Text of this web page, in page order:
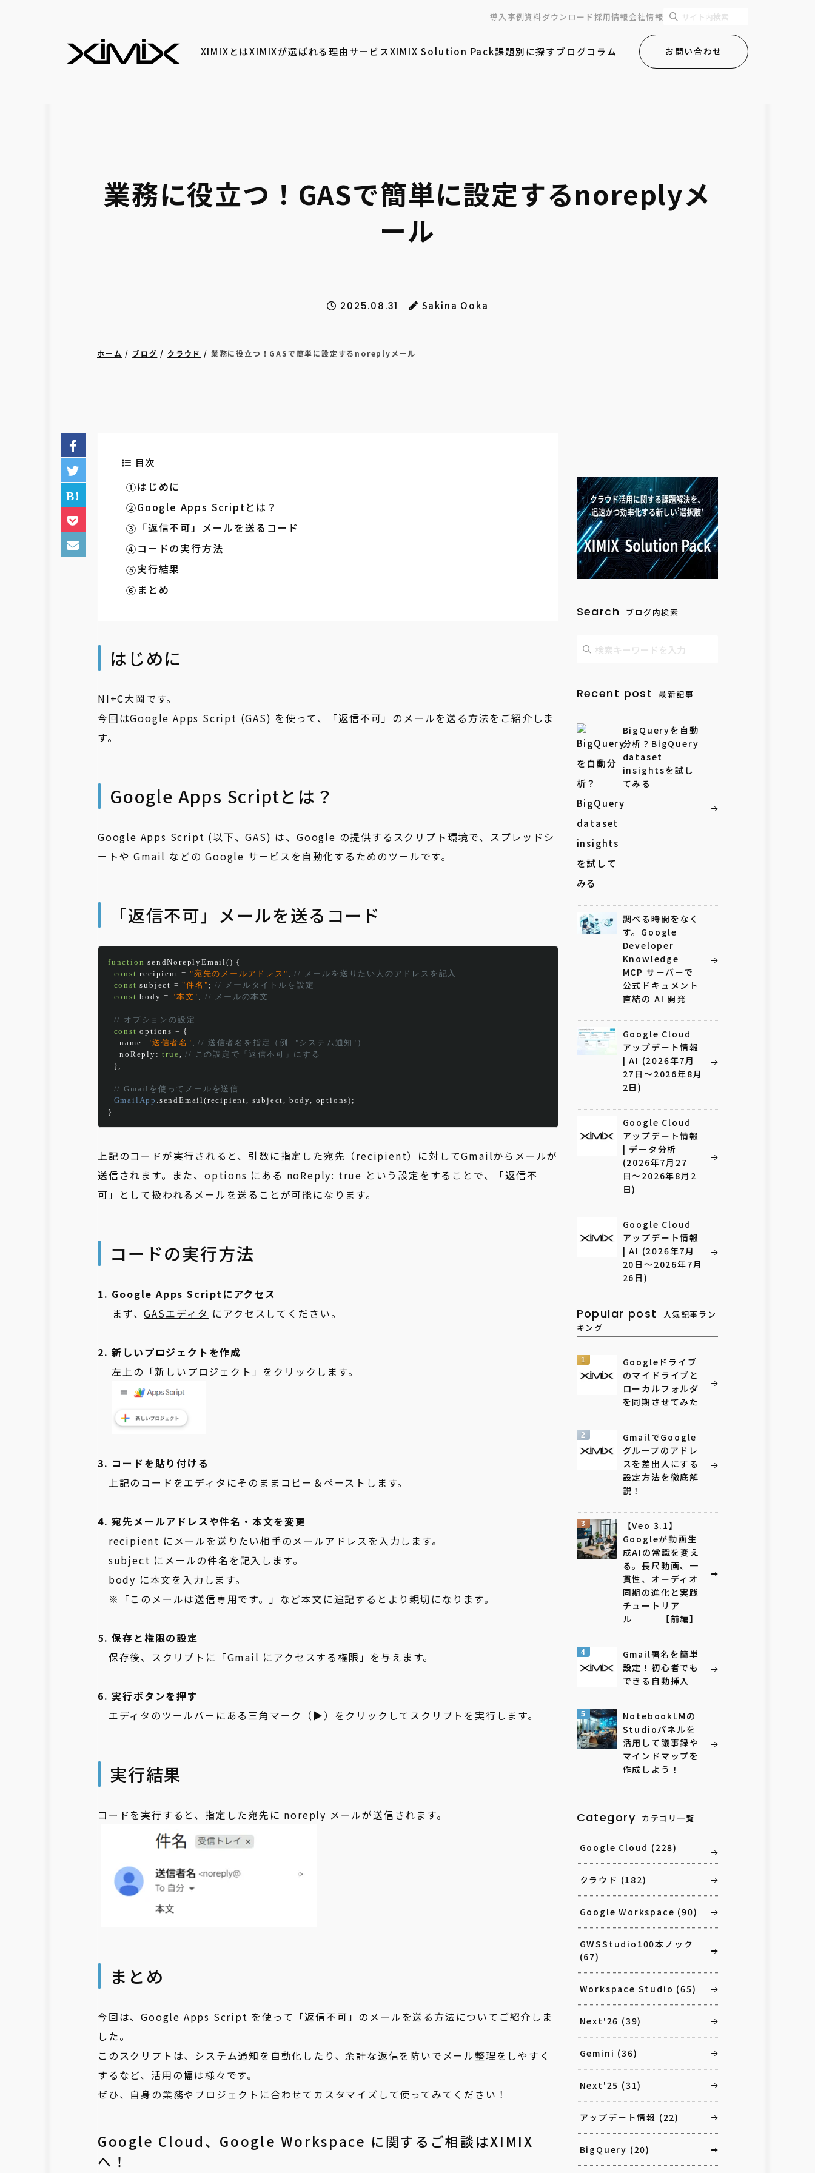
導入事例資料ダウンロード採用情報会社情報
XIMIXとはXIMIXが選ばれる理由サービスXIMIX Solution Pack課題別に探すブログコラム お問い合わせ
業務に役立つ！GASで簡単に設定するnoreplyメ
ール
2025.08.31 Sakina Ooka
ホーム ブログ クラウド 業務に役立つ！GASで簡単に設定するnoreplyメール
目次
はじめに
Google Apps Scriptとは？
「返信不可」メールを送るコード
コードの実行方法
実行結果
まとめ
はじめに
NI+C大岡です。
今回はGoogle Apps Script (GAS) を使って、「返信不可」のメールを送る方法をご紹介しま
す。
Google Apps Scriptとは？
Google Apps Script (以下、GAS) は、Google の提供するスクリプト環境で、スプレッドシ
ートや Gmail などの Google サービスを自動化するためのツールです。
「返信不可」メールを送るコード
function sendNoreplyEmail() {
const recipient = "宛先のメールアドレス" ; // メールを送りたい人のアドレスを記入
const subject = "件名" ; // メールタイトルを設定
const body = "本文" ; // メールの本文
// オプションの設定
const options = {
name: "送信者名", // 送信者名を指定（例: "システム通知"）
noReply : true, // この設定で「返信不可」にする
};
// Gmailを使ってメールを送信
GmailApp .sendEmail(recipient, subject, body, options);
}
上記のコードが実行されると、引数に指定した宛先（recipient）に対してGmailからメールが
送信されます。また、options にある noReply: true という設定をすることで、「返信不
可」として扱われるメールを送ることが可能になります。
コードの実行方法
1. Google Apps Scriptにアクセス
まず、GASエディタ にアクセスしてください。
2. 新しいプロジェクトを作成
左上の「新しいプロジェクト」をクリックします。
3. コードを貼り付ける
上記のコードをエディタにそのままコピー＆ペーストします。
4. 宛先メールアドレスや件名・本文を変更
recipient にメールを送りたい相手のメールアドレスを入力します。
subject にメールの件名を記入します。
body に本文を入力します。
※「このメールは送信専用です。」など本文に追記するとより親切になります。
5. 保存と権限の設定
保存後、スクリプトに「Gmail にアクセスする権限」を与えます。
6. 実行ボタンを押す
エディタのツールバーにある三角マーク（▶）をクリックしてスクリプトを実行します。
実行結果
コードを実行すると、指定した宛先に noreply メールが送信されます。
まとめ
今回は、Google Apps Script を使って「返信不可」のメールを送る方法についてご紹介しま
した。
このスクリプトは、システム通知を自動化したり、余計な返信を防いでメール整理をしやすく
するなど、活用の幅は様々です。
ぜひ、自身の業務やプロジェクトに合わせてカスタマイズして使ってみてください！
Google Cloud、Google Workspace に関するご相談はXIMIX
へ！
Search ブログ内検索
Recent post 最新記事
BigQueryを自動
分析？BigQuery
dataset
insightsを試し
てみる
調べる時間をなく
す。Google
Developer
Knowledge
MCP サーバーで
公式ドキュメント
直結の AI 開発
Google Cloud
アップデート情報
| AI (2026年7月
27日〜2026年8月
2日)
Google Cloud
アップデート情報
| データ分析
(2026年7月27
日〜2026年8月2
日)
Google Cloud
アップデート情報
| AI (2026年7月
20日〜2026年7月
26日)
Popular post
人気記事ラン
キング
1
Googleドライブ
のマイドライブと
ローカルフォルダ
を同期させてみた
2
GmailでGoogle
グループのアドレ
スを差出人にする
設定方法を徹底解
説！
3
【Veo 3.1】
Googleが動画生
成AIの常識を変え
る。長尺動画、一
貫性、オーディオ
同期の進化と実践
チュートリア
ル 【前編】
4
Gmail署名を簡単
設定！初心者でも
できる自動挿入
5
NotebookLMの
Studioパネルを
活用して議事録や
マインドマップを
作成しよう！
Category カテゴリ一覧
Google Cloud (228)
クラウド (182)
Google Workspace (90)
GWSStudio100本ノック
(67)
Workspace Studio (65)
Next'26 (39)
Gemini (36)
Next'25 (31)
アップデート情報 (22)
BigQuery (20)